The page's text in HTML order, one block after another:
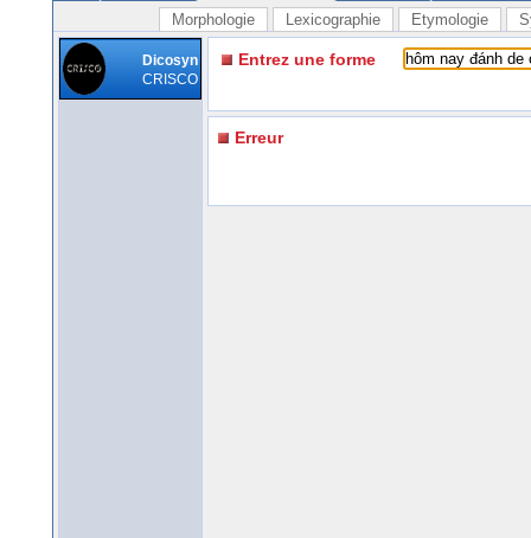
Morphologie Lexicographie Etymologie
Dicosyn
CRISCO
Entrez une forme
Erreur